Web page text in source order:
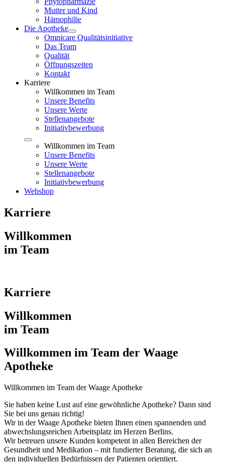
Mutter und Kind
Hämophilie
Die Apotheke
Omnicare Qualitätsinitiative
Das Team
Qualität
Öffnungszeiten
Kontakt
Karriere
Willkommen im Team
Unsere Benefits
Unsere Werte
Stellenangebote
Initiativbewerbung
Willkommen im Team
Unsere Benefits
Unsere Werte
Stellenangebote
Initiativbewerbung
Webshop
Karriere
Willkommen
im Team
Karriere
Willkommen
im Team
Willkommen im Team der Waage
Apotheke
Willkommen im Team der Waage Apotheke
Sie haben keine Lust auf eine gewöhnliche Apotheke? Dann sind
Sie bei uns genau richtig!
Wir in der Waage Apotheke bieten Ihnen einen spannenden und
abwechslungsreichen Arbeitsplatz im Herzen Berlins.
Wir betreuen unsere Kunden kompetent in allen Bereichen der
Gesundheit und Medikation – mit fundierter Beratung, die sich an
den individuellen Bedürfnissen der Patienten orientiert.